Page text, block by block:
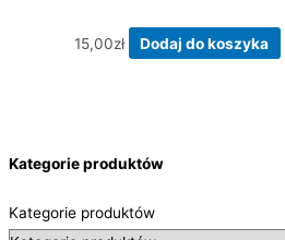
Kategorie produktów
Kategorie produktów
15,00zł Dodaj do koszyka